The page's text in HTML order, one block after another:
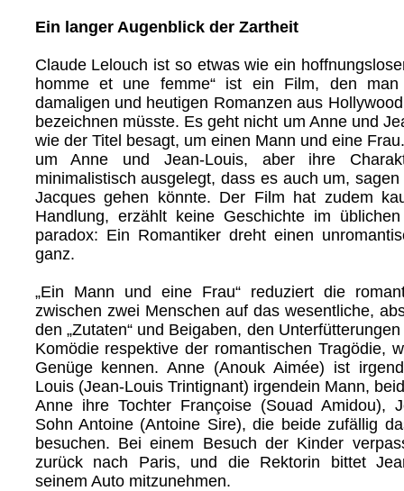
Ein langer Augenblick der Zartheit
Claude Lelouch ist so etwas wie ein
homme et une femme“ ist ein Film, den
damaligen und heutigen Romanzen aus
bezeichnen müsste. Es geht nicht um Anne und
wie der Titel besagt, um einen Mann und eine
um Anne und Jean-Louis, aber ihre
minimalistisch ausgelegt, dass es auch um,
Jacques gehen könnte. Der Film hat zudem
Handlung, erzählt keine Geschichte im
paradox: Ein Romantiker dreht einen
ganz.
„Ein Mann und eine Frau“ reduziert die
zwischen zwei Menschen auf das wesentliche,
den „Zutaten“ und Beigaben, den
Komödie respektive der romantischen Tragödie,
Genüge kennen. Anne (Anouk Aimée) ist
Louis (Jean-Louis Trintignant) irgendein Mann,
Anne ihre Tochter Françoise (Souad Amidou),
Sohn Antoine (Antoine Sire), die beide zufällig
besuchen. Bei einem Besuch der Kinder
zurück nach Paris, und die Rektorin bittet
seinem Auto mitzunehmen.